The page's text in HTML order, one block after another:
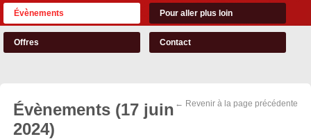
Évènements Pour aller plus loin
Offres Contact
← Revenir à la page précédente
Évènements (17 juin
2024)